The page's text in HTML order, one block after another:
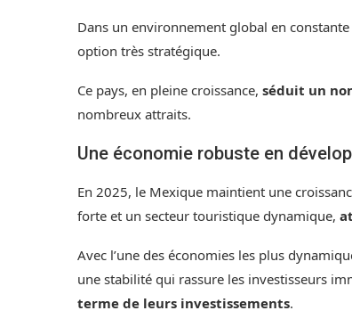
Dans un environnement global en
option très stratégique.
Ce pays, en pleine croissance, séduit un
nombreux attraits.
Une économie robuste en
En 2025, le Mexique maintient une
forte et un secteur touristique dynamique,
Avec l’une des économies les plus
une stabilité qui rassure les investisseurs
terme de leurs investissements.